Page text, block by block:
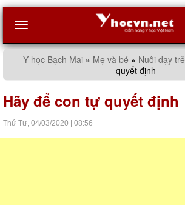
Y học Bạch Mai » Mẹ và bé » Nuôi dạy trẻ
quyết định
Hãy để con tự quyết định
Thứ Tư, 04/03/2020 08:56